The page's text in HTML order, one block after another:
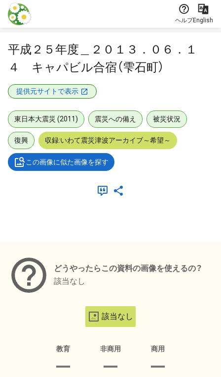
本文に飛ぶ
ヘルプEnglish
平成２５年度＿２０１３．０６．１
４ キャパビル合宿（雫石町）
提供元サイトで表示
東日本大震災 (2011) 震災への備え 被災状況
復興 収録:いわて震災津波アーカイブ～希望～
この画像に似た画像を探す
どうやったらこの資料の画像を使えるの？
該当なし
該当なし
教育 非商用 商用